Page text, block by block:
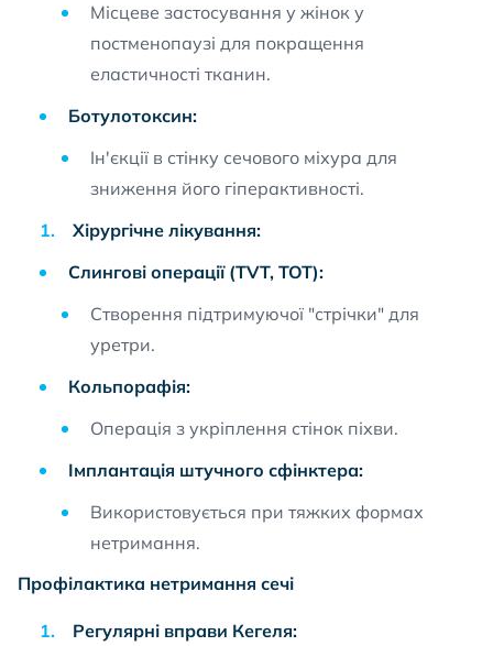
Місцеве застосування у жінок у
постменопаузі для покращення
еластичності тканин.
Ботулотоксин:
Ін'єкції в стінку сечового міхура для
зниження його гіперактивності.
Хірургічне лікування:
Слингові операції (TVT, TOT):
Створення підтримуючої "стрічки" для
уретри.
Кольпорафія:
Операція з укріплення стінок піхви.
Імплантація штучного сфінктера:
Використовується при тяжких формах
нетримання.
Профілактика нетримання сечі
Регулярні вправи Кегеля: